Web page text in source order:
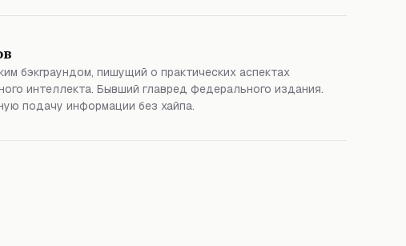
бэкграундом, пишущий о практических аспектах
интеллекта. Бывший главред федерального издания.
подачу информации без хайпа.